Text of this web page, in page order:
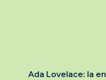
Ada Lovelace: la